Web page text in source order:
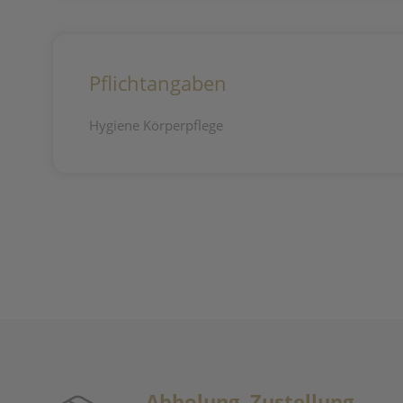
Pflichtangaben
Hygiene Körperpflege